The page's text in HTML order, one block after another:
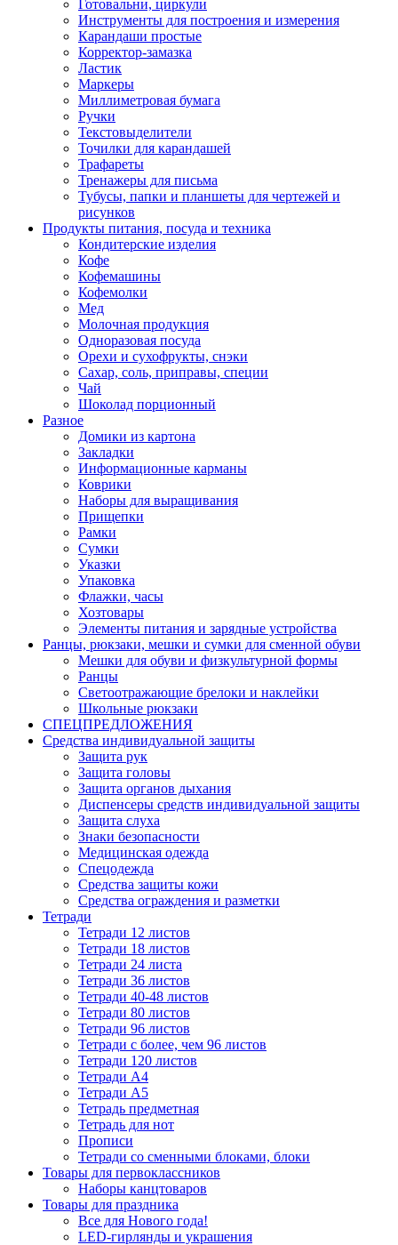
Готовальни, циркули
Инструменты для построения и измерения
Карандаши простые
Корректор-замазка
Ластик
Маркеры
Миллиметровая бумага
Ручки
Текстовыделители
Точилки для карандашей
Трафареты
Тренажеры для письма
Тубусы, папки и планшеты для чертежей и
рисунков
Продукты питания, посуда и техника
Кондитерские изделия
Кофе
Кофемашины
Кофемолки
Мед
Молочная продукция
Одноразовая посуда
Орехи и сухофрукты, снэки
Сахар, соль, приправы, специи
Чай
Шоколад порционный
Разное
Домики из картона
Закладки
Информационные карманы
Коврики
Наборы для выращивания
Прищепки
Рамки
Сумки
Указки
Упаковка
Флажки, часы
Хозтовары
Элементы питания и зарядные устройства
Ранцы, рюкзаки, мешки и сумки для сменной обуви
Мешки для обуви и физкультурной формы
Ранцы
Светоотражающие брелоки и наклейки
Школьные рюкзаки
СПЕЦПРЕДЛОЖЕНИЯ
Средства индивидуальной защиты
Защита рук
Защита головы
Защита органов дыхания
Диспенсеры средств индивидуальной защиты
Защита слуха
Знаки безопасности
Медицинская одежда
Спецодежда
Средства защиты кожи
Средства ограждения и разметки
Тетради
Тетради 12 листов
Тетради 18 листов
Тетради 24 листа
Тетради 36 листов
Тетради 40-48 листов
Тетради 80 листов
Тетради 96 листов
Тетради с более, чем 96 листов
Тетради 120 листов
Тетради А4
Тетради А5
Тетрадь предметная
Тетрадь для нот
Прописи
Тетради со сменными блоками, блоки
Товары для первоклассников
Наборы канцтоваров
Товары для праздника
Все для Нового года!
LED-гирлянды и украшения